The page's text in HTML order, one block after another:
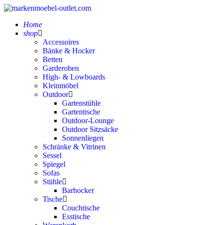
Home
shop
Accessoires
Bänke & Hocker
Betten
Garderoben
High- & Lowboards
Kleinmöbel
Outdoor
Gartenstühle
Gartentische
Outdoor-Lounge
Outdoor Sitzsäcke
Sonnenliegen
Schränke & Vitrinen
Sessel
Spiegel
Sofas
Stühle
Barhocker
Tische
Couchtische
Esstische